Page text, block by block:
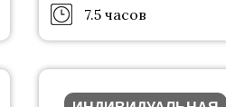
7.5 часов